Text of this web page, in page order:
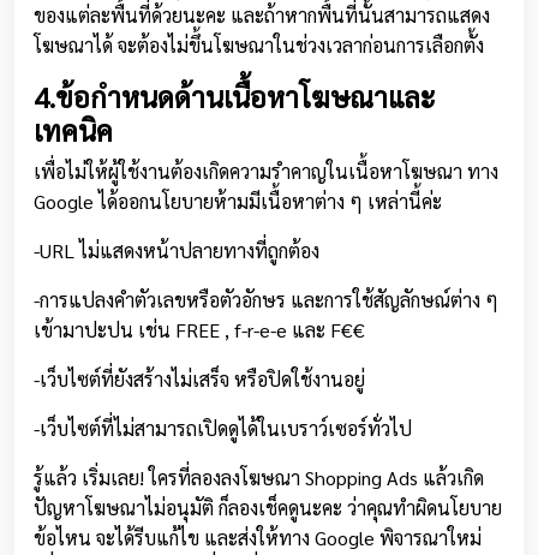
ของแต่ละพื้นที่ด้วยนะคะ และถ้าหากพื้นที่นั้นสามารถแสดง
โฆษณาได้ จะต้องไม่ขึ้นโฆษณาในช่วงเวลาก่อนการเลือกตั้ง
4.ข้อกำหนดด้านเนื้อหาโฆษณาและ
เทคนิค
เพื่อไม่ให้ผู้ใช้งานต้องเกิดความรำคาญในเนื้อหาโฆษณา ทาง
Google ได้ออกนโยบายห้ามมีเนื้อหาต่าง ๆ เหล่านี้ค่ะ
-URL ไม่แสดงหน้าปลายทางที่ถูกต้อง
-การแปลงคำตัวเลขหรือตัวอักษร และการใช้สัญลักษณ์ต่าง ๆ
เข้ามาปะปน เช่น FREE , f-r-e-e และ F₹€€
-เว็บไซต์ที่ยังสร้างไม่เสร็จ หรือปิดใช้งานอยู่
-เว็บไซต์ที่ไม่สามารถเปิดดูได้ในเบราว์เซอร์ทั่วไป
รู้แล้ว เริ่มเลย! ใครที่ลองลงโฆษณา Shopping Ads แล้วเกิด
ปัญหาโฆษณาไม่อนุมัติ ก็ลองเช็คดูนะคะ ว่าคุณทำผิดนโยบาย
ข้อไหน จะได้รีบแก้ไข และส่งให้ทาง Google พิจารณาใหม่